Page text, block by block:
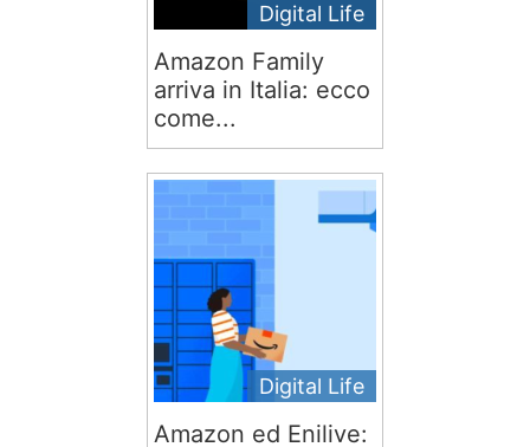
Digital Life
Amazon Family
arriva in Italia: ecco
come...
Digital Life
Amazon ed Enilive: